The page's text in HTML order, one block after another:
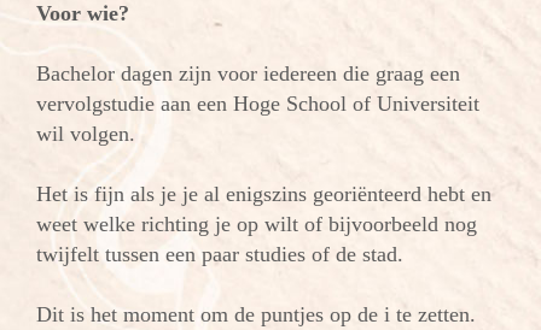
Voor wie?
Bachelor dagen zijn voor iedereen die graag een
vervolgstudie aan een Hoge School of Universiteit
wil volgen.
Het is fijn als je je al enigszins georiënteerd hebt en
weet welke richting je op wilt of bijvoorbeeld nog
twijfelt tussen een paar studies of de stad.
Dit is het moment om de puntjes op de i te zetten.